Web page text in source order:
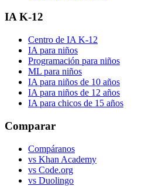
IA K-12
Centro de IA K-12
IA para niños
Programación para niños
ML para niños
IA para niños de 10 años
IA para niños de 12 años
IA para chicos de 15 años
Comparar
Compáranos
vs Khan Academy
vs Code.org
vs Duolingo